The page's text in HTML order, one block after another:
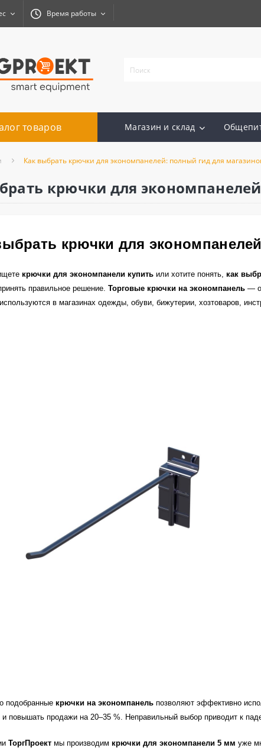
Время работы
товаров Магазин и склад
Как выбрать крючки для экономпанелей: полный гид для
крючки для
крючки для
крючки для экономпанели купить или хотите понять, как
правильное решение. Торговые крючки на экономпанель —
в магазинах одежды, обуви, бижутерии, хозтоваров,
подобранные крючки на экономпанель позволяют эффективно
повышать продажи на 20–35 %. Неправильный выбор приводит к
ТоргПроект мы производим крючки для экономпанели 5 мм уже